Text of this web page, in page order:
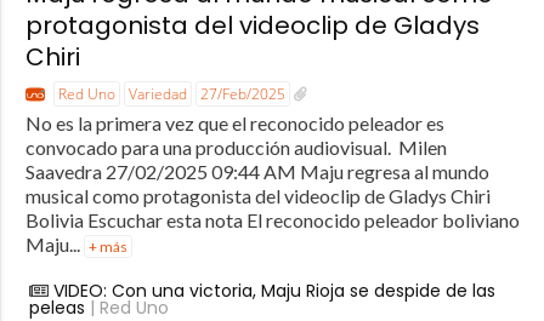
protagonista del videoclip de Gladys
Chiri
Red Uno Variedad 27/Feb/2025
No es la primera vez que el reconocido peleador es
convocado para una producción audiovisual. Milen
Saavedra 27/02/2025 09:44 AM Maju regresa al mundo
musical como protagonista del videoclip de Gladys Chiri
Bolivia Escuchar esta nota El reconocido peleador boliviano
Maju...
+ más
VIDEO: Con una victoria, Maju Rioja se despide de las
peleas | Red Uno